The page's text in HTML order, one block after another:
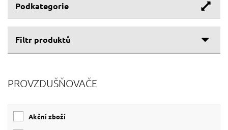
Podkategorie
Filtr produktů
PROVZDUŠŇOVAČE
Akční zboží